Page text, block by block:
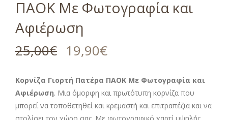
ΠΑΟΚ Με Φωτογραφία και
Αφιέρωση
25,00€ 19,90€
Κορνίζα Γιορτή Πατέρα ΠΑΟΚ Με Φωτογραφία και
Αφιέρωση. Μια όμορφη και πρωτότυπη κορνίζα που
μπορεί να τοποθετηθεί και κρεμαστή και επιτραπέζια και να
στολίσει τον χώρο σας. Με φωτογραφικό χαρτί υψηλής